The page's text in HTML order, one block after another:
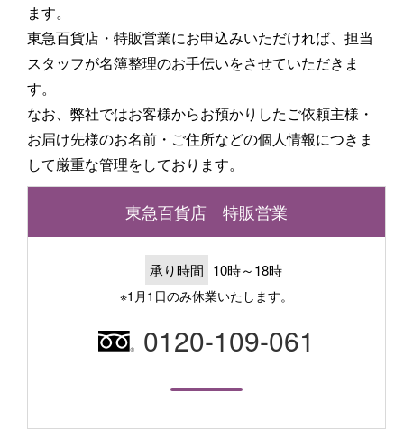
ます。
東急百貨店・特販営業にお申込みいただければ、担当
スタッフが名簿整理のお手伝いをさせていただきま
す。
なお、弊社ではお客様からお預かりしたご依頼主様・
お届け先様のお名前・ご住所などの個人情報につきま
して厳重な管理をしております。
東急百貨店 特販営業
承り時間 10時～18時
※1月1日のみ休業いたします。
0120-109-061